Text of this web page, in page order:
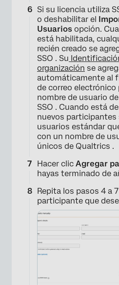
Si su licencia utiliza
o deshabilitar el
Usuarios opción.
está habilitada,
recién creado se
SSO . Su
organización se
automáticamente al
de correo electrónico
nombre de usuario
SSO . Cuando está
nuevos participantes
usuarios estándar
con un nombre de
únicos de Qualtrics .
Hacer clic Agregar
hayas terminado de
Repita los pasos 4 a
participante que